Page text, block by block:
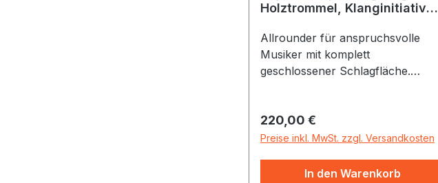
Holztrommel, Klanginitiative,
Allrounder für anspruchsvolle
Musiker mit komplett
geschlossener Schlagfläche.
zeigt sich der Snaresound sehr
durchsetzungsfähig, spricht beim
Voraussetzungen für eine
Regulärer Preis:
220,00 €
Preise inkl. MwSt. zzgl. Versandkosten
In den Warenkorb